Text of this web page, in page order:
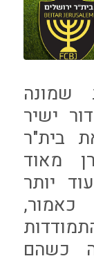
שמונה
שידור ישיר
ערוץ 54) את בית"ר
מאוד
יותר
כאמור,
כשהם